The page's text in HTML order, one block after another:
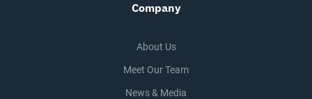
Company
About Us
Meet Our Team
News & Media